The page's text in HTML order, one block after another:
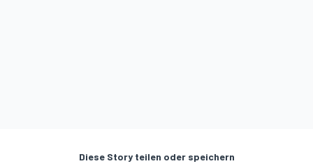
Diese Story teilen oder speichern